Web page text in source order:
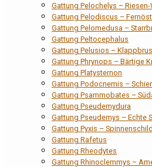
Gattung Pelochelys –
Gattung Pelodiscus –
Gattung Pelomedusa –
Gattung Peltocephalus
Gattung Pelusios –
Gattung Phrynops – Bärtige
Gattung Platysternon
Gattung Podocnemis –
Gattung Psammobates –
Gattung Pseudemydura
Gattung Pseudemys – Echte
Gattung Pyxis –
Gattung Rafetus
Gattung Rheodytes
Gattung Rhinoclemmys –